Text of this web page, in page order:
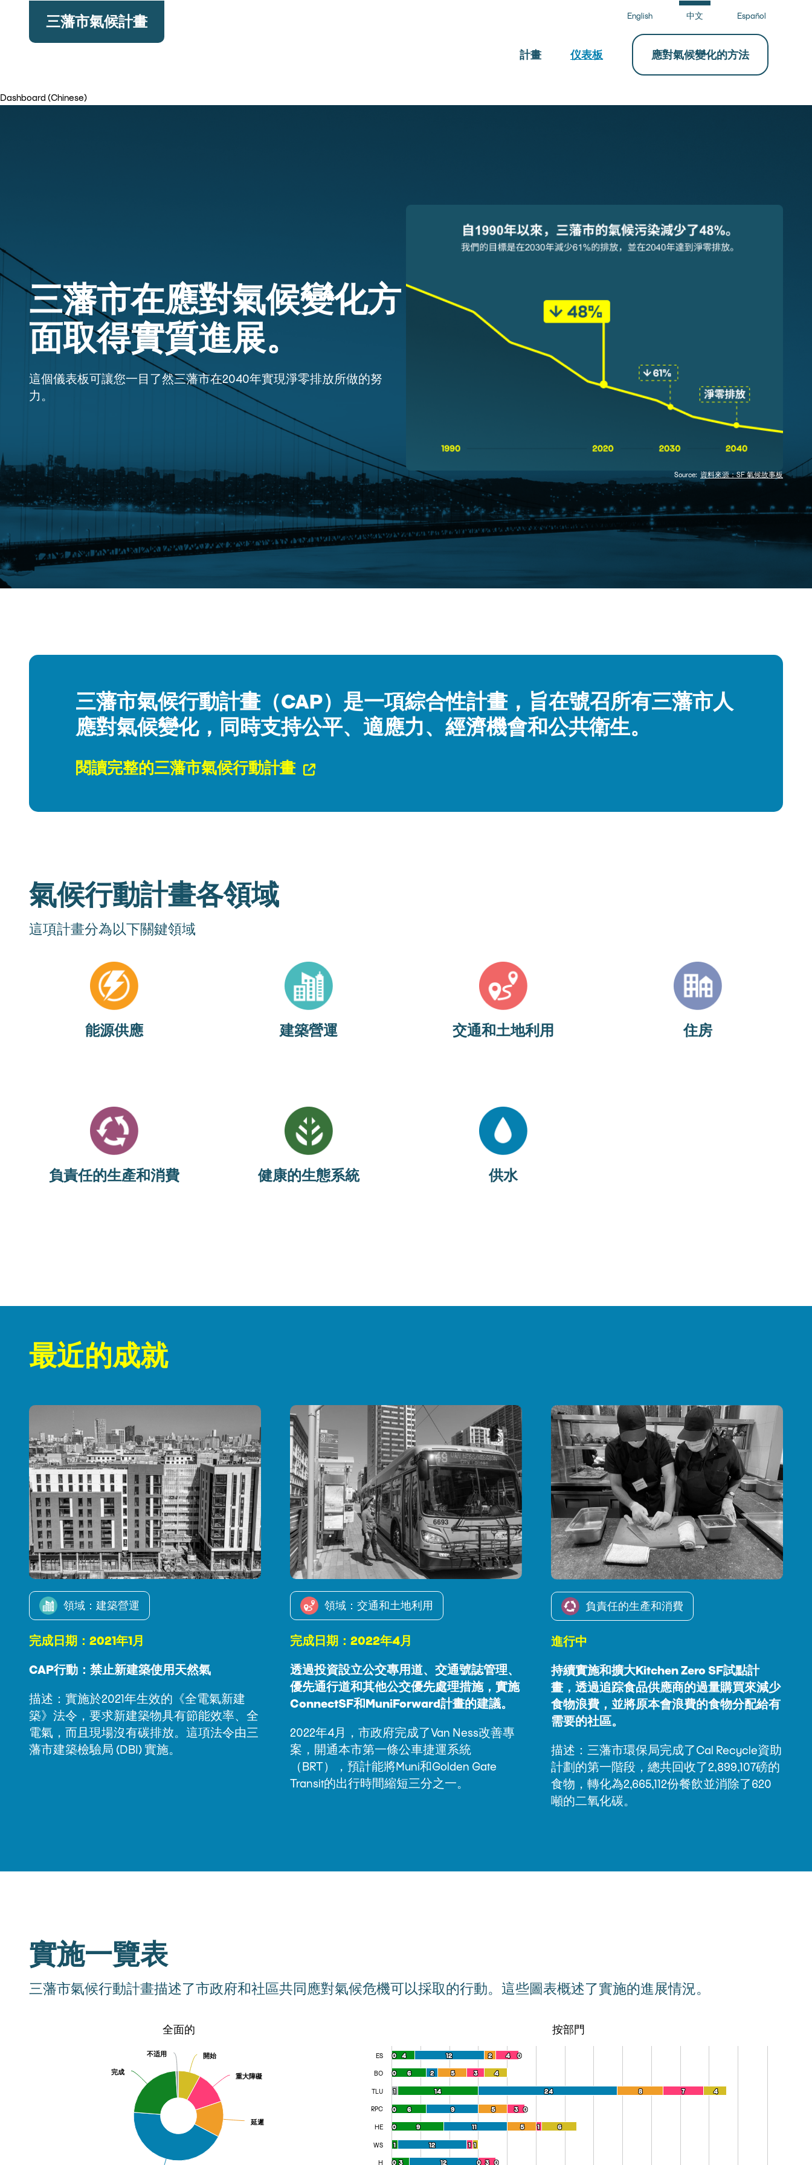
三藩市氣候計畫 English 中文 Español
navigation
計畫 仪表板 應對氣候變化的方法
Dashboard (Chinese)
三藩市在應對氣候變化方
面取得實質進展。
這個儀表板可讓您一目了然三藩市在2040年實現淨零排放所做的努
力。
Source: 資料來源：SF 氣候故事板
三藩市氣候行動計畫（CAP）是一項綜合性計畫，旨在號召所有三藩市人
應對氣候變化，同時支持公平、適應力、經濟機會和公共衛生。
閱讀完整的三藩市氣候行動計畫
氣候行動計畫各領域
這項計畫分為以下關鍵領域
Image
能源供應
本領域的目標是在2025年使三藩市實現
100%的可再生電力，並在2040年實現
Image
建築營運
本領域的目標是在2021年實現新建築零
排放，在2035年實現大型商業建築零排
放，並在2040年實現所有建築物零排
放。
Image
交通和土地利用
本領域的目標是透過基礎設施改善、定
價機制、智慧利用土地將出行方式從汽
車轉向低碳模式，並繼續支持電動汽車
的採用。
Image
住房
本領域的目標是每年新建具有最大可負
擔性的最多住房單位，其中不少於30%
的可負擔單位，並且著重保護和修復現
有房屋。
Image
負責任的生產和消費
本領域的目標是將固體廢物產生量減到
比2015年還低15%，並將垃圾填埋量減到
Image
健康的生態系統
本領域的目標是透過基於自然的解決方
案吸存剩餘排放，同時保護生物多元性
Image
供水
本領域的目標是在乾旱和非乾旱期間使
本市的供水選項多元化，改善新的水源
利用和乾旱管理系統，並保持重力驅動
的供水系統。
最近的成就
Image領域：建築營運
完成日期：2021年1月
CAP行動：禁止新建築使用天然氣
描述：實施於2021年生效的《全電氣新建
築》法令，要求新建築物具有節能效率、全
電氣，而且現場沒有碳排放。這項法令由三
藩市建築檢驗局 (DBI) 實施。
Image領域：交通和土地利用
完成日期：2022年4月
透過投資設立公交專用道、交通號誌管理、
優先通行道和其他公交優先處理措施，實施
ConnectSF和MuniForward計畫的建議。
2022年4月，市政府完成了Van Ness改善專
案，開通本市第一條公車捷運系統
（BRT），預計能將Muni和Golden Gate
Transit的出行時間縮短三分之一。
Image負責任的生產和消費
進行中
持續實施和擴大Kitchen Zero SF試點計
畫，透過追踪食品供應商的過量購買來減少
食物浪費，並將原本會浪費的食物分配給有
需要的社區。
描述：三藩市環保局完成了Cal Recycle資助
計劃的第一階段，總共回收了2,899,107磅的
食物，轉化為2,665,112份餐飲並消除了620
噸的二氧化碳。
實施一覽表
三藩市氣候行動計畫描述了市政府和社區共同應對氣候危機可以採取的行動。這些圖表概述了實施的進展情況。
全面的
開始
開始
重大障礙
重大障礙
延遲
延遲
完成
完成
不适用
不适用
Bar chart with 6 data series.
The chart has 1 X axis displaying categories.
The chart has 1 Y axis displaying values. Range: 0 to 65.
按部門
0
0
4
4
4
4
0
0
6
6
11
0
0
4
4
3
3
7
7
3
3
11
11
3
3
2
2
5
5
8
8
5
5
5
5
0
0
12
12
2
2
24
24
9
9
11
11
12
12
12
12
4
4
6
6
14
14
6
6
9
9
11
3
3
0
0
0
0
11
0
0
0
0
0
0
ES
BO
TLU
RPC
HE
WS
H